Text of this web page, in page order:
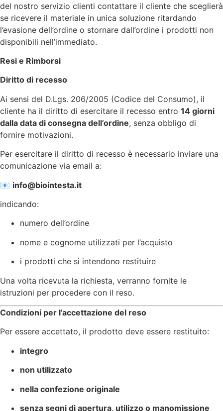
del nostro servizio clienti contattare il cliente che sceglierà
se ricevere il materiale in unica soluzione ritardando
l’evasione dell’ordine o stornare dall’ordine i prodotti non
disponibili nell’immediato.
Resi e Rimborsi
Diritto di recesso
Ai sensi del D.Lgs. 206/2005 (Codice del Consumo), il
cliente ha il diritto di esercitare il recesso entro 14 giorni
dalla data di consegna dell’ordine, senza obbligo di
fornire motivazioni.
Per esercitare il diritto di recesso è necessario inviare una
comunicazione via email a:
📧 info@biointesta.it
indicando:
numero dell’ordine
nome e cognome utilizzati per l’acquisto
i prodotti che si intendono restituire
Una volta ricevuta la richiesta, verranno fornite le
istruzioni per procedere con il reso.
Condizioni per l’accettazione del reso
Per essere accettato, il prodotto deve essere restituito:
integro
non utilizzato
nella confezione originale
senza segni di apertura, utilizzo o manomissione